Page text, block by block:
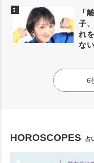
「
子
れ
ない
6
HOROSCOPES 占